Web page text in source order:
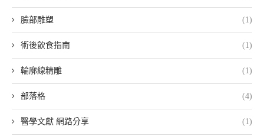
臉部雕塑 (1)
術後飲食指南 (1)
輪廓線精雕 (1)
部落格 (4)
醫學文獻 網路分享 (1)